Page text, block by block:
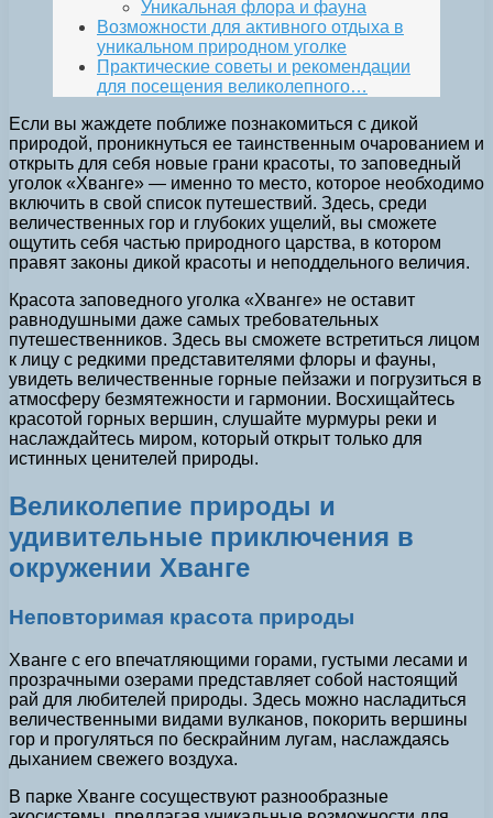
Уникальная флора и фауна
Возможности для активного отдыха в
уникальном природном уголке
Практические советы и рекомендации
для посещения великолепного…
Если вы жаждете поближе познакомиться с дикой
природой, проникнуться ее таинственным очарованием и
открыть для себя новые грани красоты, то заповедный
уголок «Хванге» — именно то место, которое необходимо
включить в свой список путешествий. Здесь, среди
величественных гор и глубоких ущелий, вы сможете
ощутить себя частью природного царства, в котором
правят законы дикой красоты и неподдельного величия.
Красота заповедного уголка «Хванге» не оставит
равнодушными даже самых требовательных
путешественников. Здесь вы сможете встретиться лицом
к лицу с редкими представителями флоры и фауны,
увидеть величественные горные пейзажи и погрузиться в
атмосферу безмятежности и гармонии. Восхищайтесь
красотой горных вершин, слушайте мурмуры реки и
наслаждайтесь миром, который открыт только для
истинных ценителей природы.
Великолепие природы и
удивительные приключения в
окружении Хванге
Неповторимая красота природы
Хванге с его впечатляющими горами, густыми лесами и
прозрачными озерами представляет собой настоящий
рай для любителей природы. Здесь можно насладиться
величественными видами вулканов, покорить вершины
гор и прогуляться по бескрайним лугам, наслаждаясь
дыханием свежего воздуха.
В парке Хванге сосуществуют разнообразные